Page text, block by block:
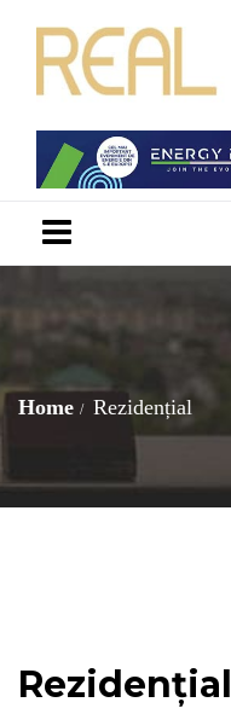
Home Rezidențial
Rezidențial